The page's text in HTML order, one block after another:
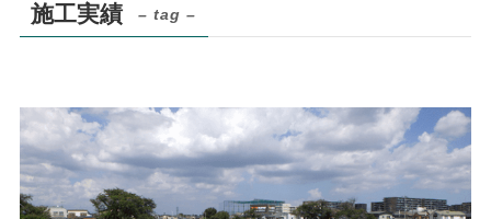
施工実績 – tag –